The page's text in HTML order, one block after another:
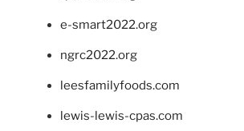
e-smart2022.org
ngrc2022.org
leesfamilyfoods.com
lewis-lewis-cpas.com